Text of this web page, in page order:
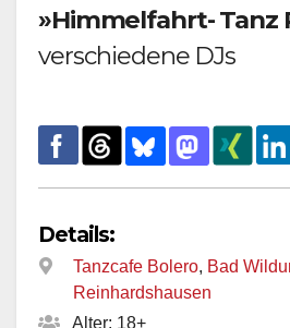
»Himmelfahrt- Tanz
verschiedene DJs
Details:
Tanzcafe Bolero, Bad
Reinhardshausen
Alter: 18+